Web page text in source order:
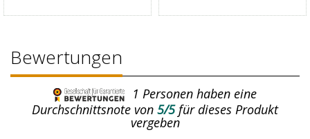
Bewertungen
1 Personen haben eine
Durchschnittsnote von 5/5für dieses Produkt
vergeben